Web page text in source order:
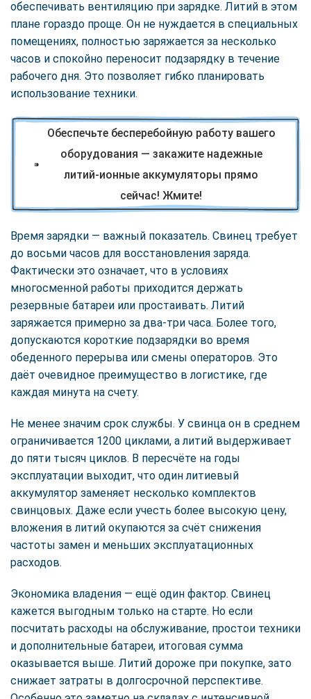
обеспечивать вентиляцию при зарядке. Литий в этом
плане гораздо проще. Он не нуждается в специальных
помещениях, полностью заряжается за несколько
часов и спокойно переносит подзарядку в течение
рабочего дня. Это позволяет гибко планировать
использование техники.
Обеспечьте бесперебойную работу вашего
оборудования — закажите надежные
литий-ионные аккумуляторы прямо
сейчас! Жмите!
Время зарядки — важный показатель. Свинец требует
до восьми часов для восстановления заряда.
Фактически это означает, что в условиях
многосменной работы приходится держать
резервные батареи или простаивать. Литий
заряжается примерно за два-три часа. Более того,
допускаются короткие подзарядки во время
обеденного перерыва или смены операторов. Это
даёт очевидное преимущество в логистике, где
каждая минута на счету.
Не менее значим срок службы. У свинца он в среднем
ограничивается 1200 циклами, а литий выдерживает
до пяти тысяч циклов. В пересчёте на годы
эксплуатации выходит, что один литиевый
аккумулятор заменяет несколько комплектов
свинцовых. Даже если учесть более высокую цену,
вложения в литий окупаются за счёт снижения
частоты замен и меньших эксплуатационных
расходов.
Экономика владения — ещё один фактор. Свинец
кажется выгодным только на старте. Но если
посчитать расходы на обслуживание, простои техники
и дополнительные батареи, итоговая сумма
оказывается выше. Литий дороже при покупке, зато
снижает затраты в долгосрочной перспективе.